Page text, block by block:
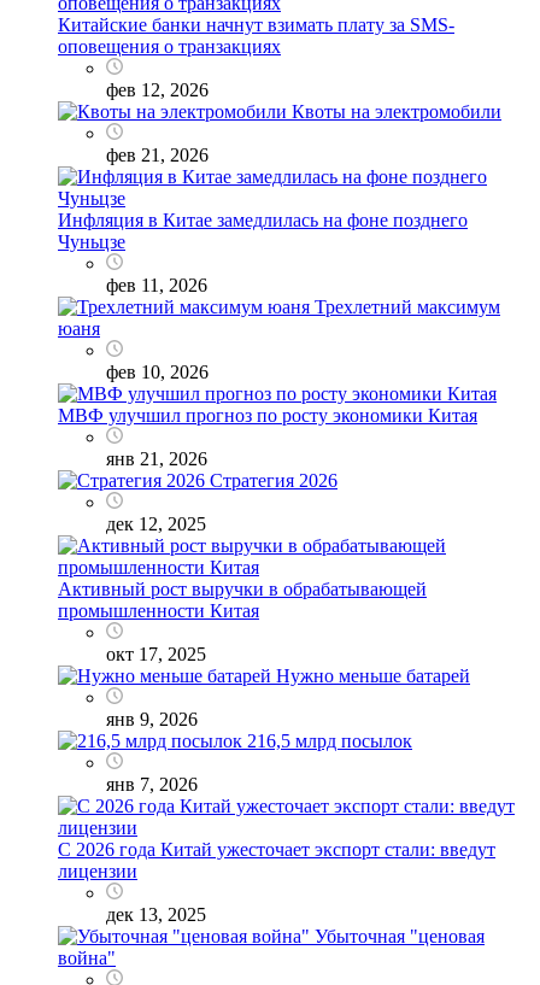
Китайские банки начнут взимать плату за SMS-
оповещения о транзакциях
фев 12, 2026
Квоты на электромобили
фев 21, 2026
Инфляция в Китае замедлилась на фоне позднего
Чуньцзе
фев 11, 2026
Трехлетний максимум
юаня
фев 10, 2026
МВФ улучшил прогноз по росту экономики Китая
янв 21, 2026
Стратегия 2026
дек 12, 2025
Активный рост выручки в обрабатывающей
промышленности Китая
окт 17, 2025
Нужно меньше батарей
янв 9, 2026
216,5 млрд посылок
янв 7, 2026
С 2026 года Китай ужесточает экспорт стали: введут
лицензии
дек 13, 2025
Убыточная "ценовая
война"